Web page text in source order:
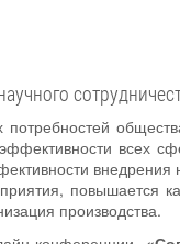
всех
внедрения
повышается
производства.